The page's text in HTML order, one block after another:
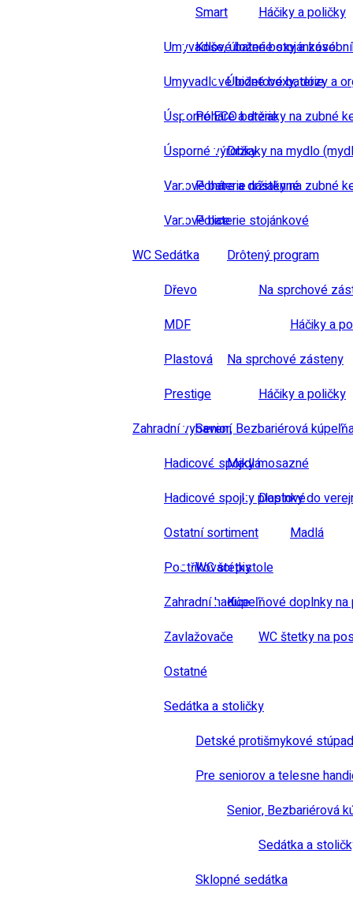
Smart
Umyvadlové baterie stojánkové
Umyvadlové bidetové baterie
Úsporné ECO baterie
Úsporné výrobky
Vanové baterie nástěnné
Vanové baterie stojánkové
WC Sedátka
Dřevo
MDF
Plastová
Prestige
Zahradní vybavení
Hadicové spojky mosazné
Hadicové spojky plastové
Ostatní sortiment
Postřikovací pistole
Zahradní hadice
Zavlažovače
Háčiky a poličky
Koše, úložné boxy a
Úložné boxy, dózy a
Poháre a držiaky na zubné
Držiaky na mydlo
Poháre a držiaky na zubné
Police
Drôtený program
Na sprchové
Háčiky a
Na sprchové zásteny
Háčiky a poličky
Senior, Bezbariérová
Madlá
Doplnky do
Madlá
WC štetky
Kúpeľňové doplnky
WC štetky na
Ostatné
Sedátka a stoličky
Detské protišmykové
Pre seniorov a telesne
Senior, Bezbariérová
Sedátka a
Sklopné sedátka